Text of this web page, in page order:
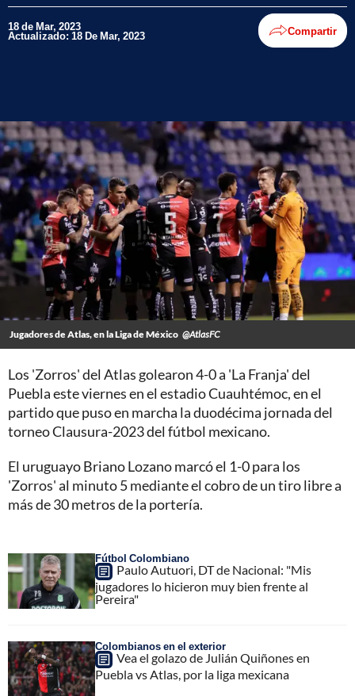
18 de Mar, 2023
Actualizado: 18 De Mar, 2023 Compartir
Jugadores de Atlas, en la Liga de México @AtlasFC
Los 'Zorros' del Atlas golearon 4-0 a 'La Franja' del
Puebla este viernes en el estadio Cuauhtémoc, en el
partido que puso en marcha la duodécima jornada del
torneo Clausura-2023 del fútbol mexicano.
El uruguayo Briano Lozano marcó el 1-0 para los
'Zorros' al minuto 5 mediante el cobro de un tiro libre a
más de 30 metros de la portería.
Fútbol Colombiano
Paulo Autuori, DT de Nacional: "Mis
jugadores lo hicieron muy bien frente al
Pereira"
Colombianos en el exterior
Vea el golazo de Julián Quiñones en
Puebla vs Atlas, por la liga mexicana